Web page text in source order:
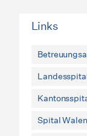
Links
Spital